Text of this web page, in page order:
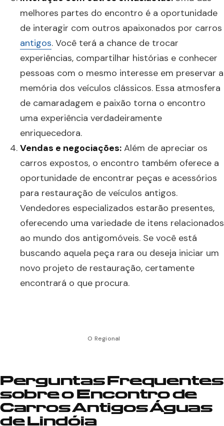
melhores partes do encontro é a oportunidade
de interagir com outros apaixonados por carros
antigos. Você terá a chance de trocar
experiências, compartilhar histórias e conhecer
pessoas com o mesmo interesse em preservar a
memória dos veículos clássicos. Essa atmosfera
de camaradagem e paixão torna o encontro
uma experiência verdadeiramente
enriquecedora.
Vendas e negociações: Além de apreciar os
carros expostos, o encontro também oferece a
oportunidade de encontrar peças e acessórios
para restauração de veículos antigos.
Vendedores especializados estarão presentes,
oferecendo uma variedade de itens relacionados
ao mundo dos antigomóveis. Se você está
buscando aquela peça rara ou deseja iniciar um
novo projeto de restauração, certamente
encontrará o que procura.
O Regional
Perguntas Frequentes
sobre o Encontro de
Carros Antigos Águas
de Lindóia